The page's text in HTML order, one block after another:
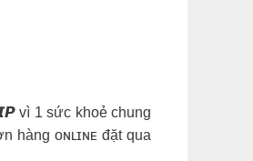
vì 1 sức khoẻ chung
hàng ᴏɴʟɪɴᴇ đặt qua